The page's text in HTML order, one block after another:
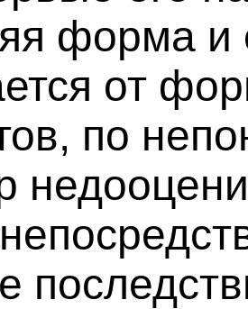
форма и
от
по